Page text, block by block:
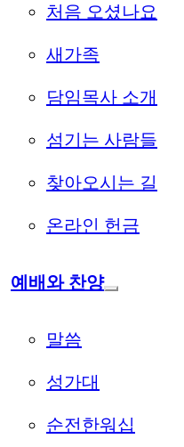
처음 오셨나요
새가족
담임목사 소개
섬기는 사람들
찾아오시는 길
온라인 헌금
예배와 찬양
말씀
성가대
순전한워십